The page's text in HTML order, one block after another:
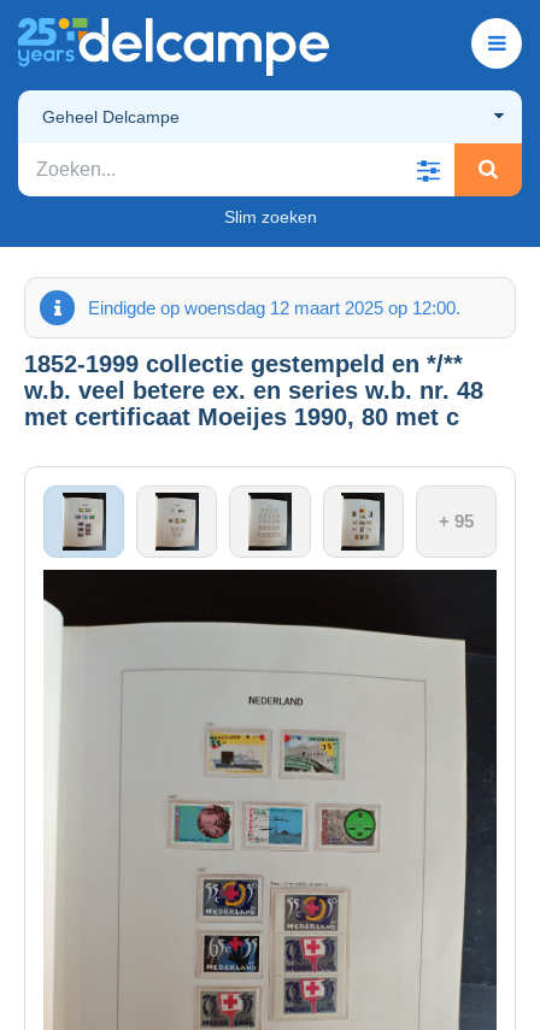
Geheel Delcampe
Slim zoeken
Eindigde op woensdag 12 maart 2025 op 12:00.
1852-1999 collectie gestempeld en */**
w.b. veel betere ex. en series w.b. nr. 48
met certificaat Moeijes 1990, 80 met c
+ 95